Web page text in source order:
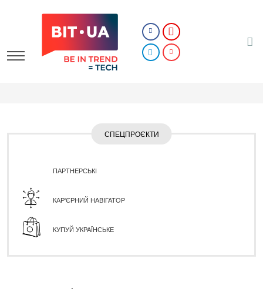
СПЕЦПРОЄКТИ
ПАРТНЕРСЬКІ
КАР'ЄРНИЙ НАВІГАТОР
КУПУЙ УКРАЇНСЬКЕ